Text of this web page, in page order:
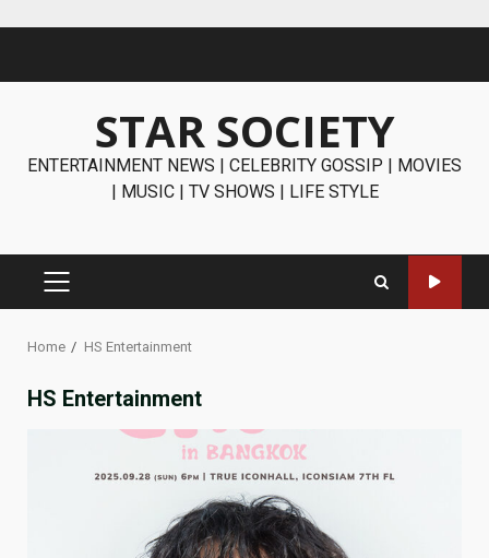
STAR SOCIETY
ENTERTAINMENT NEWS | CELEBRITY GOSSIP | MOVIES
| MUSIC | TV SHOWS | LIFE STYLE
PRIMARY
Home HS Entertainment
HS Entertainment